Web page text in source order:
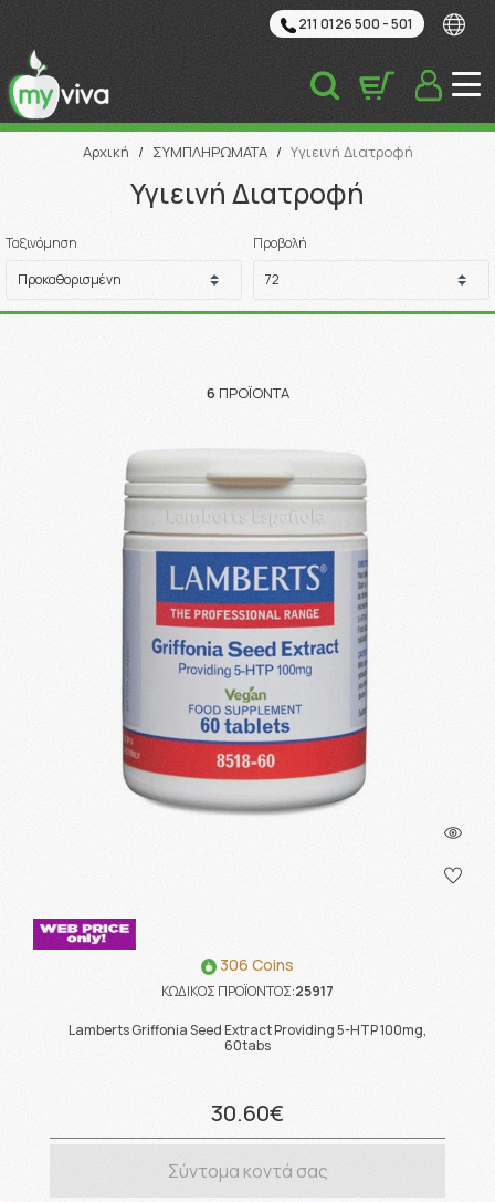
211 0126 500 - 501
Αναζήτηση
Αρχική / ΣΥΜΠΛΗΡΩΜΑΤΑ / Υγιεινή Διατροφή
Υγιεινή Διατροφή
Ταξινόμηση Προβολή
6 ΠΡΟΪΌΝΤΑ
306 Coins
ΚΩΔΙΚΟΣ ΠΡΟΪΟΝΤΟΣ:25917
Lamberts Griffonia Seed Extract Providing 5-HTP 100mg,
60tabs
30.60€
Σύντομα κοντά σας